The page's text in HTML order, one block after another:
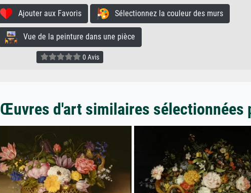
Ajouter aux Favoris Sélectionnez la couleur des murs
Vue de la peinture dans une pièce
0 Avis
Œuvres d'art similaires sélectionnées